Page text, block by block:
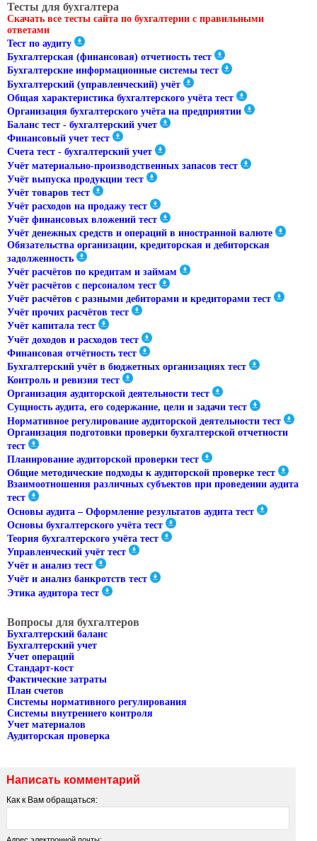
Тесты для бухгалтера
Скачать все тесты сайта по бухгалтерии с правильными
ответами
Тест по аудиту
Бухгалтерская (финансовая) отчетность тест
Бухгалтерские информационные системы тест
Бухгалтерский (управленческий) учёт
Общая характеристика бухгалтерского учёта тест
Организация бухгалтерского учёта на предприятии
Баланс тест - бухгалтерский учет
Финансовый учет тест
Счета тест - бухгалтерский учет
Учёт материально-производственных запасов тест
Учёт выпуска продукции тест
Учёт товаров тест
Учёт расходов на продажу тест
Учёт финансовых вложений тест
Учёт денежных средств и операций в иностранной валюте
Обязательства организации, кредиторская и дебиторская
задолженность
Учёт расчётов по кредитам и займам
Учёт расчётов с персоналом тест
Учёт расчётов с разными дебиторами и кредиторами тест
Учёт прочих расчётов тест
Учёт капитала тест
Учёт доходов и расходов тест
Финансовая отчётность тест
Бухгалтерский учёт в бюджетных организациях тест
Контроль и ревизия тест
Организация аудиторской деятельности тест
Сущность аудита, его содержание, цели и задачи тест
Нормативное регулирование аудиторской деятельности тест
Организация подготовки проверки бухгалтерской отчетности
тест
Планирование аудиторской проверки тест
Общие методические подходы к аудиторской проверке тест
Взаимоотношения различных субъектов при проведении аудита
тест
Основы аудита – Оформление результатов аудита тест
Основы бухгалтерского учёта тест
Теория бухгалтерского учёта тест
Управленческий учёт тест
Учёт и анализ тест
Учёт и анализ банкротств тест
Этика аудитора тест
Вопросы для бухгалтеров
Бухгалтерский баланс
Бухгалтерский учет
Учет операций
Стандарт-кост
Фактические затраты
План счетов
Cистемы нормативного регулирования
Cистемы внутреннего контроля
Учет материалов
Аудиторская проверка
Написать комментарий
Как к Вам обращаться: